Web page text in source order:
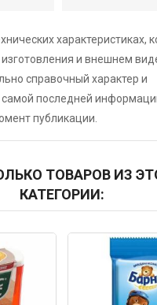
характеристиках,
изготовления и внешнем
справочный характер и
самой последней
публикации.
ТОВАРОВ ИЗ
КАТЕГОРИИ: